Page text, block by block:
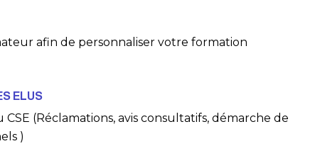
afin de personnaliser votre formation
ELUS
(Réclamations, avis consultatifs, démarche de
)